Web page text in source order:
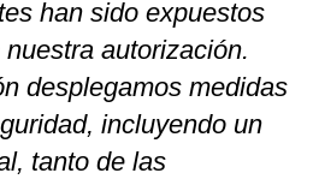
han sido expuestos
autorización.
desplegamos medidas
incluyendo un
tanto de las